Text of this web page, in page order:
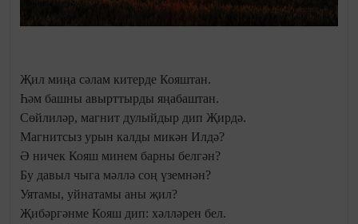
Җил миңа сәлам китерде Кояштан.
Һәм башны авырттырды яңабаштан.
Сөйлиләр, магнит дулыйдыр дип Җирдә.
Магнитсыз урын калды микән Илдә?
Ә ничек Кояш минем барны белгән?
Бу давыл чыга мәллә соң үземнән?
Уятамы, уйнатамы аны җил?
Җибәргәнме Кояш дип: хәлләрен бел.